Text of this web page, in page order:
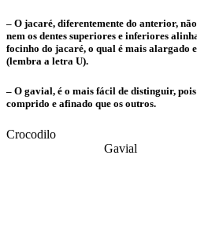
– O jacaré, diferentemente do anterior,
nem os dentes superiores e inferiores
focinho do jacaré, o qual é mais alargado
(lembra a letra U).
– O gavial, é o mais fácil de distinguir,
comprido e afinado que os outros.
Gavial